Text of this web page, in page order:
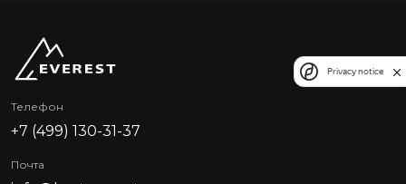
Телефон
+7 (499) 130-31-37
Почта
Privacy notice